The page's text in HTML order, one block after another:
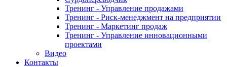
Тренинг - Управление продажами
Тренинг - Риск-менеджмент на предприятии
Тренинг - Маркетинг продаж
Тренинг - Управление инновационными
проектами
Видео
Контакты